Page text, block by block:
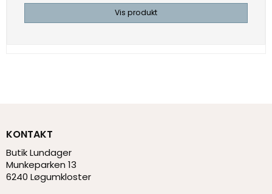
Vis produkt
KONTAKT
Butik Lundager
Munkeparken 13
6240 Løgumkloster